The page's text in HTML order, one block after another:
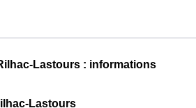
Lastours : informations
Lastours